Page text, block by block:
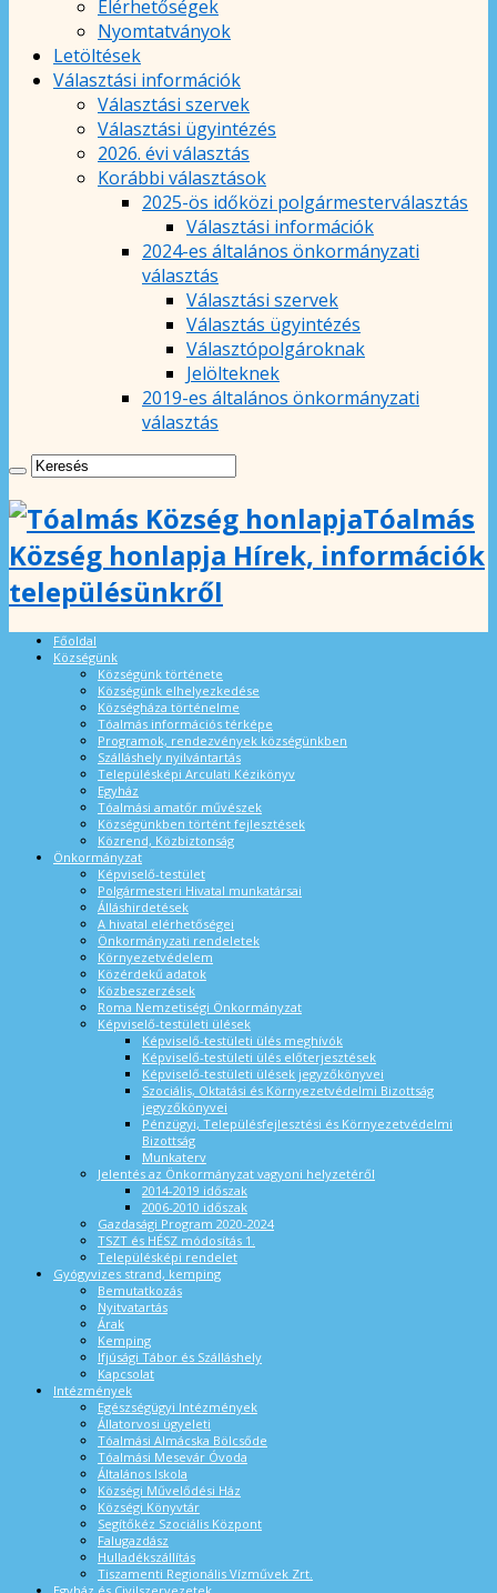
Elérhetőségek
Nyomtatványok
Letöltések
Választási információk
Választási szervek
Választási ügyintézés
2026. évi választás
Korábbi választások
2025-ös időközi polgármesterválasztás
Választási információk
2024-es általános önkormányzati
választás
Választási szervek
Választás ügyintézés
Választópolgároknak
Jelölteknek
2019-es általános önkormányzati
választás
Tóalmás
Község honlapja Hírek, információk
településünkről
Főoldal
Községünk
Községünk története
Községünk elhelyezkedése
Községháza történelme
Tóalmás információs térképe
Programok, rendezvények községünkben
Szálláshely nyilvántartás
Településképi Arculati Kézikönyv
Egyház
Tóalmási amatőr művészek
Községünkben történt fejlesztések
Közrend, Közbiztonság
Önkormányzat
Képviselő-testület
Polgármesteri Hivatal munkatársai
Álláshirdetések
A hivatal elérhetőségei
Önkormányzati rendeletek
Környezetvédelem
Közérdekű adatok
Közbeszerzések
Roma Nemzetiségi Önkormányzat
Képviselő-testületi ülések
Képviselő-testületi ülés meghívók
Képviselő-testületi ülés előterjesztések
Képviselő-testületi ülések jegyzőkönyvei
Szociális, Oktatási és Környezetvédelmi Bizottság
jegyzőkönyvei
Pénzügyi, Településfejlesztési és Környezetvédelmi
Bizottság
Munkaterv
Jelentés az Önkormányzat vagyoni helyzetéről
2014-2019 időszak
2006-2010 időszak
Gazdasági Program 2020-2024
TSZT és HÉSZ módosítás 1.
Településképi rendelet
Gyógyvizes strand, kemping
Bemutatkozás
Nyitvatartás
Árak
Kemping
Ifjúsági Tábor és Szálláshely
Kapcsolat
Intézmények
Egészségügyi Intézmények
Állatorvosi ügyeleti
Tóalmási Almácska Bölcsőde
Tóalmási Mesevár Óvoda
Általános Iskola
Községi Művelődési Ház
Községi Könyvtár
Segítőkéz Szociális Központ
Falugazdász
Hulladékszállítás
Tiszamenti Regionális Vízművek Zrt.